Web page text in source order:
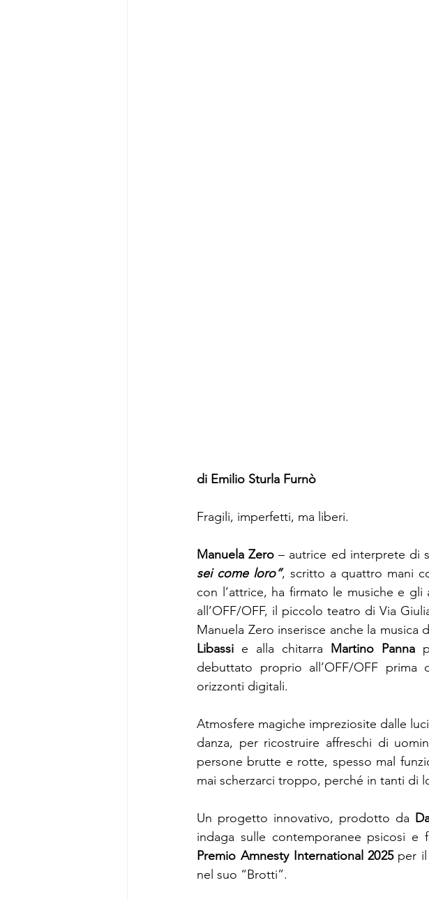
di Emilio Sturla Furnò
Fragili, imperfetti, ma liberi.
Manuela Zero – autrice ed interprete di
sei come loro”, scritto a quattro mani
con l’attrice, ha firmato le musiche e
all’OFF/OFF, il piccolo teatro di Via
Manuela Zero inserisce anche la musica
Libassi e alla chitarra Martino Panna
debuttato proprio all’OFF/OFF
orizzonti digitali.
Atmosfere magiche impreziosite dalle
danza, per ricostruire affreschi di
persone brutte e rotte, spesso mal
mai scherzarci troppo, perché in tanti di
Un progetto innovativo, prodotto da
Premio Amnesty International 2025 per il
nel suo “Brotti”.